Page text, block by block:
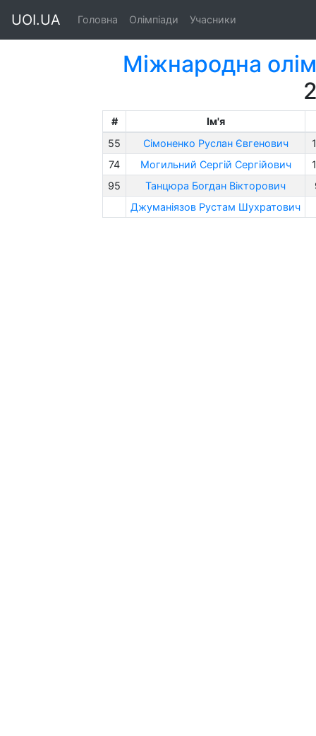
UOI.UA Головна Олімпіади Учасники
Міжнародна
#
Ім'я
55
Сімоненко Руслан Євгенович
74
Могильний Сергій Сергійович
95
Танцюра Богдан Вікторович
Джуманіязов Рустам Шухратович